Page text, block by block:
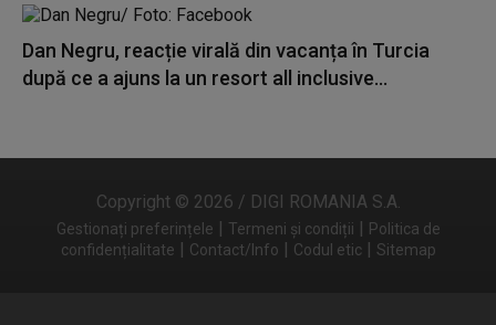
Dan Negru, reacție virală din vacanța în Turcia
după ce a ajuns la un resort all inclusive...
Copyright © 2026 / DIGI ROMANIA S.A.
Gestionați preferințele | Termeni și condiții | Politica de
confidențialitate | Contact/Info | Codul etic | Sitemap